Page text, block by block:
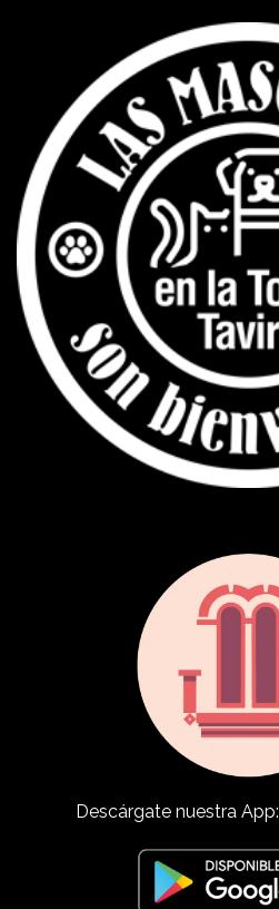
Descárgate nuestra App: